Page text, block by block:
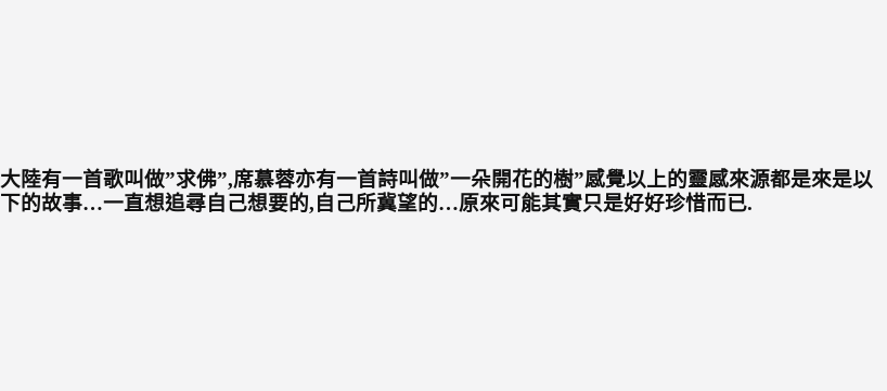
大陸有一首歌叫做”求佛”,席慕蓉亦有一首詩叫做”一朵開花的樹”感覺以上的靈感來源都是來是以
下的故事…一直想追尋自己想要的,自己所冀望的…原來可能其實只是好好珍惜而已.